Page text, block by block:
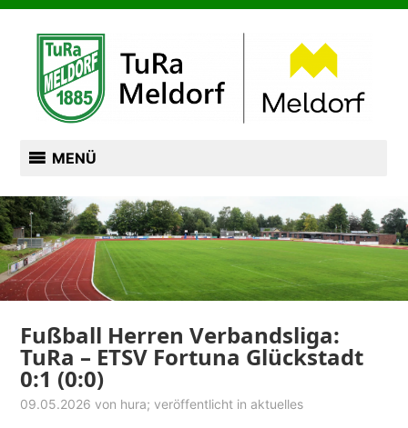
Zum
Inhalt
springen
MENÜ
Fußball Herren Verbandsliga:
TuRa – ETSV Fortuna Glückstadt
0:1 (0:0)
09.05.2026 von hura; veröffentlicht in aktuelles